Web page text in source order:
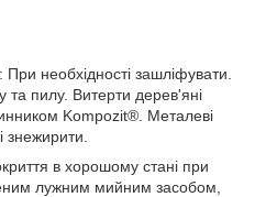
необхідності зашліфувати.
та пилу. Витерти дерев'яні
Kompozit®. Металеві
знежирити.
в хорошому стані при
лужним мийним засобом,